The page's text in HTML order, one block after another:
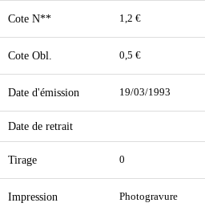
Cote N** 1,2 €
Cote Obl. 0,5 €
Date d'émission 19/03/1993
Date de retrait
Tirage 0
Impression Photogravure